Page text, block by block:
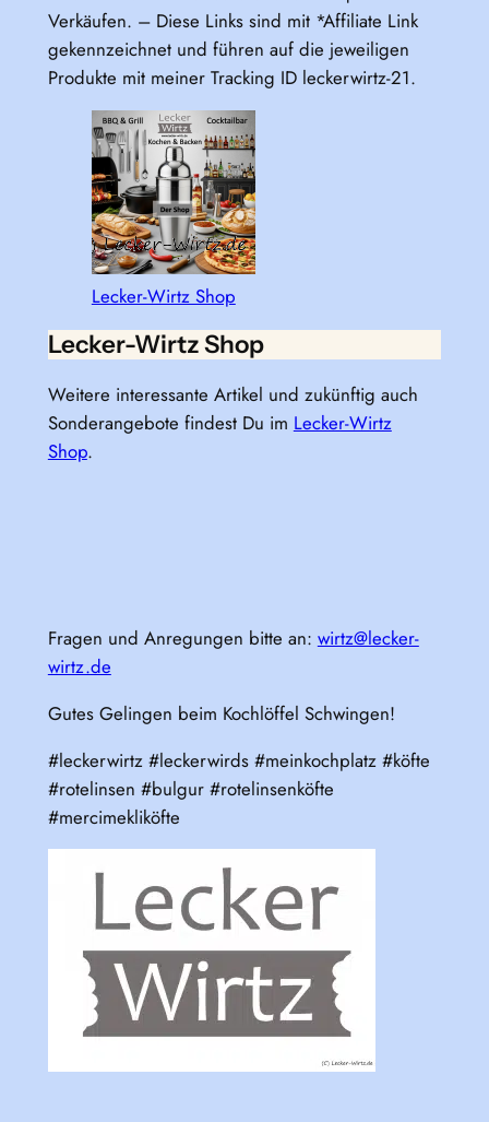
Verkäufen. – Diese Links sind mit *Affiliate Link
gekennzeichnet und führen auf die jeweiligen
Produkte mit meiner Tracking ID leckerwirtz-21.
Lecker-Wirtz Shop
Lecker-Wirtz Shop
Weitere interessante Artikel und zukünftig auch
Sonderangebote findest Du im Lecker-Wirtz
Shop.
Fragen und Anregungen bitte an: wirtz@lecker-
wirtz.de
Gutes Gelingen beim Kochlöffel Schwingen!
#leckerwirtz #leckerwirds #meinkochplatz #köfte
#rotelinsen #bulgur #rotelinsenköfte
#mercimekliköfte